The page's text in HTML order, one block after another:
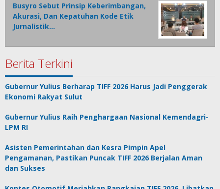
Busyro Sebut Prinsip Keberimbangan,
Akurasi, Dan Kepatuhan Kode Etik
Jurnalistik…
Berita Terkini
Gubernur Yulius Berharap TIFF 2026 Harus Jadi Penggerak
Ekonomi Rakyat Sulut
Gubernur Yulius Raih Penghargaan Nasional Kemendagri-
LPM RI
Asisten Pemerintahan dan Kesra Pimpin Apel
Pengamanan, Pastikan Puncak TIFF 2026 Berjalan Aman
dan Sukses